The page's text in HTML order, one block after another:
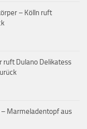
– Kölln ruft
ruft Dulano Delikatess
Marmeladentopf aus